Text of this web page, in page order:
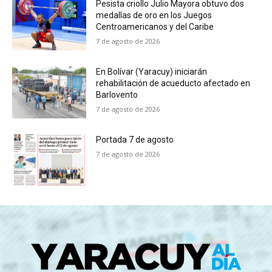
Pesista criollo Julio Mayora obtuvo dos
medallas de oro en los Juegos
Centroamericanos y del Caribe
7 de agosto de 2026
En Bolívar (Yaracuy) iniciarán
rehabilitación de acueducto afectado en
Barlovento
7 de agosto de 2026
Portada 7 de agosto
7 de agosto de 2026